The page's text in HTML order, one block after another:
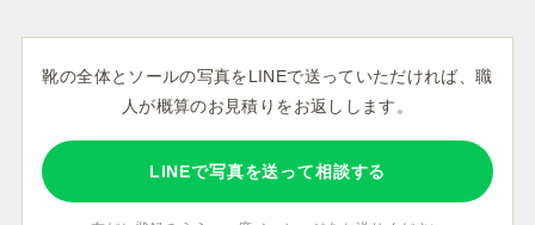
靴の全体とソールの写真をLINEで送っていただければ、職
人が概算のお見積りをお返しします。
LINEで写真を送って相談する